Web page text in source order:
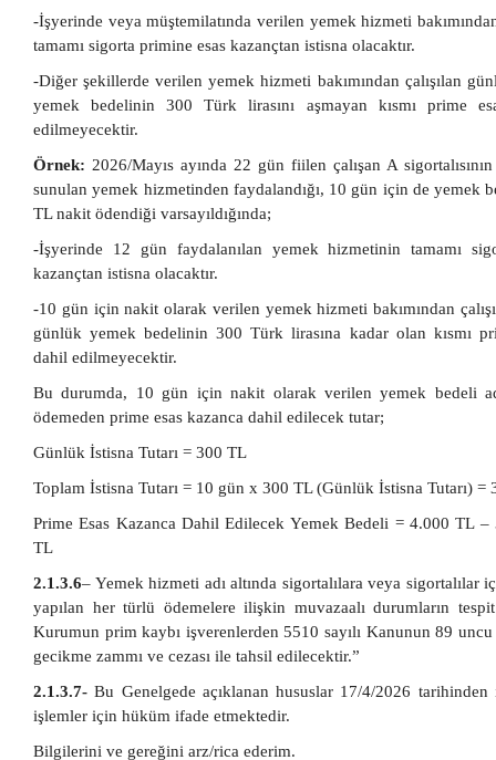
-İşyerinde veya müştemilatında verilen yemek hizmeti
tamamı sigorta primine esas kazançtan istisna olacaktır.
-Diğer şekillerde verilen yemek hizmeti bakımından çalışılan
yemek bedelinin 300 Türk lirasını aşmayan kısmı prime
edilmeyecektir.
Örnek: 2026/Mayıs ayında 22 gün fiilen çalışan A
sunulan yemek hizmetinden faydalandığı, 10 gün için de yemek
TL nakit ödendiği varsayıldığında;
-İşyerinde 12 gün faydalanılan yemek hizmetinin tamamı
kazançtan istisna olacaktır.
-10 gün için nakit olarak verilen yemek hizmeti bakımından
günlük yemek bedelinin 300 Türk lirasına kadar olan kısmı
dahil edilmeyecektir.
Bu durumda, 10 gün için nakit olarak verilen yemek bedeli
ödemeden prime esas kazanca dahil edilecek tutar;
Günlük İstisna Tutarı = 300 TL
Toplam İstisna Tutarı = 10 gün x 300 TL (Günlük İstisna Tutarı) =
Prime Esas Kazanca Dahil Edilecek Yemek Bedeli = 4.000 TL
TL
2.1.3.6– Yemek hizmeti adı altında sigortalılara veya sigortalılar
yapılan her türlü ödemelere ilişkin muvazaalı durumların
Kurumun prim kaybı işverenlerden 5510 sayılı Kanunun 89 uncu
gecikme zammı ve cezası ile tahsil edilecektir.”
2.1.3.7- Bu Genelgede açıklanan hususlar 17/4/2026 tarihinden
işlemler için hüküm ifade etmektedir.
Bilgilerini ve gereğini arz/rica ederim.